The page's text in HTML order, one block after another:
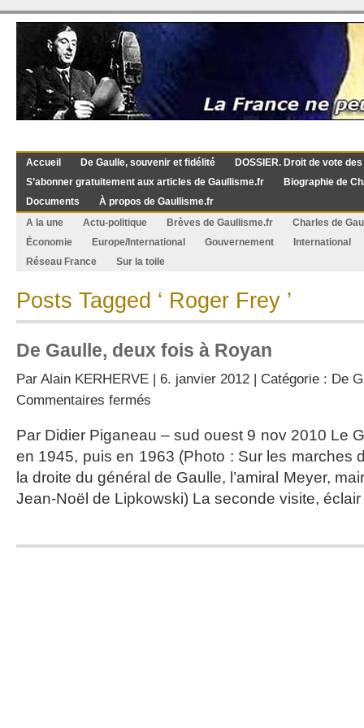
Accueil De Gaulle, souvenir et fidélité
DOSSIER. Droit de vote
S’abonner gratuitement aux articles de Gaullisme.fr
Biographie de
Documents
À propos de Gaullisme.fr
A la une
Actu-politique Brèves de Gaullisme.fr
Charles de
Économie
Europe/International Gouvernement
International
Réseau France
Sur la toile
Posts Tagged ‘ Roger Frey ’
De Gaulle, deux fois à Royan
Par Alain KERHERVE | 6. janvier 2012 | Catégorie : De
Commentaires fermés
deux
fois
Royan
Par Didier Piganeau – sud ouest 9 nov 2010 Le
en 1945, puis en 1963 (Photo : Sur les marches
la droite du général de Gaulle, l’amiral Meyer,
Jean-Noël de Lipkowski) La seconde visite,